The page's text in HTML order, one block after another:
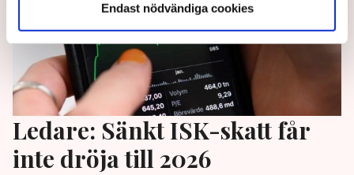
Endast nödvändiga cookies
Ledare: Sänkt ISK-skatt får
inte dröja till 2026